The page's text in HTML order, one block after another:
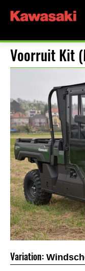
Voorruit Kit
Variation: